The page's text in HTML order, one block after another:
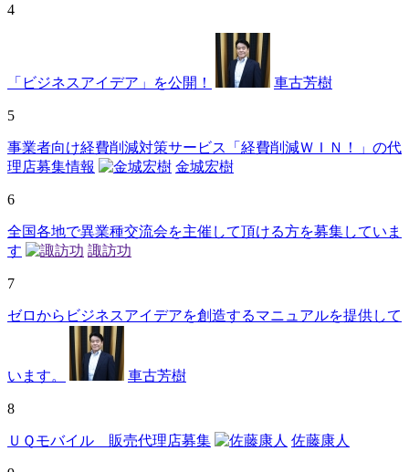
4
「ビジネスアイデア」を公開！ 車古芳樹
5
事業者向け経費削減対策サービス「経費削減ＷＩＮ！」の代
理店募集情報
金城宏樹
6
全国各地で異業種交流会を主催して頂ける方を募集していま
す
諏訪功
7
ゼロからビジネスアイデアを創造するマニュアルを提供して
います。 車古芳樹
8
ＵＱモバイル 販売代理店募集 佐藤康人